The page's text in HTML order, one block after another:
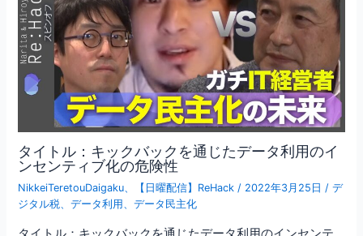
タイトル：キックバックを通じたデータ利用のイ
ンセンティブ化の危険性
NikkeiTeretouDaigaku、 【日曜配信】ReHack / 2022年3月25日 /デ
ジタル税、データ利用 、データ民主化